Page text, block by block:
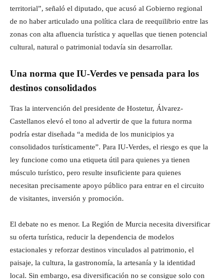
territorial”, señaló el diputado, que acusó al Gobierno regional
de no haber articulado una política clara de reequilibrio entre las
zonas con alta afluencia turística y aquellas que tienen potencial
cultural, natural o patrimonial todavía sin desarrollar.
Una norma que IU-Verdes ve pensada para los
destinos consolidados
Tras la intervención del presidente de Hostetur, Álvarez-
Castellanos elevó el tono al advertir de que la futura norma
podría estar diseñada “a medida de los municipios ya
consolidados turísticamente”. Para IU-Verdes, el riesgo es que la
ley funcione como una etiqueta útil para quienes ya tienen
músculo turístico, pero resulte insuficiente para quienes
necesitan precisamente apoyo público para entrar en el circuito
de visitantes, inversión y promoción.
El debate no es menor. La Región de Murcia necesita diversificar
su oferta turística, reducir la dependencia de modelos
estacionales y reforzar destinos vinculados al patrimonio, el
paisaje, la cultura, la gastronomía, la artesanía y la identidad
local. Sin embargo, esa diversificación no se consigue solo con